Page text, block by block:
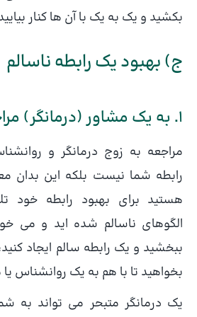
بکشید و یک به یک با آن ها کنار
ج) بهبود یک رابطه ناسالم
1. به یک مشاور (درمانگر) مراجعه کنید
مراجعه به زوج درمانگر و
رابطه شما نیست بلکه این بدان
هستید برای بهبود رابطه خود
الگوهای ناسالم شده اید و می
ببخشید و یک رابطه سالم ایجاد
بخواهید تا با هم به یک روانشناس
یک درمانگر متبحر می تواند به